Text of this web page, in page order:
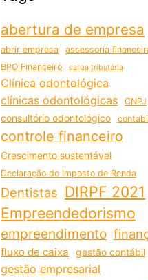
abertura de empresa
abrir empresa
assessoria
BPO Financeiro
carga tributária
Clínica odontológica
clínicas odontológicas
CNPJ
consultório odontológico
controle financeiro
Crescimento sustentável
Declaração do Imposto de Renda
Dentistas DIRPF 2021
Empreendedorismo
empreendimento
fluxo de caixa gestão contábil
gestão empresarial